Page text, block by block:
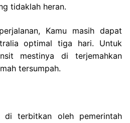
tidaklah heran.
Kamu masih dapat
optimal tiga hari. Untuk
mestinya di terjemahkan
tersumpah.
di terbitkan oleh pemerintah